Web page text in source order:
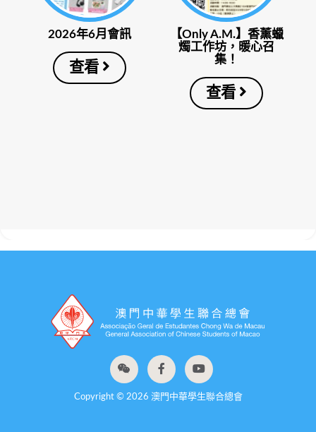
2026年6月會訊
查看
【Only A.M.】香薰蠟
燭工作坊，暖心召
集！
查看
Copyright © 2026 澳門中華學生聯合總會